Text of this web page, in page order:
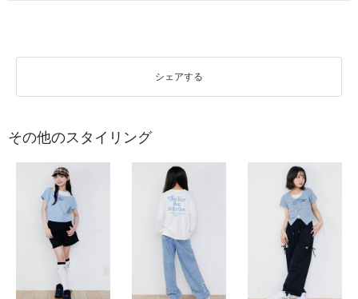
シェアする
その他のスタイリング